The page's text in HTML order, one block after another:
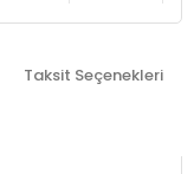
Taksit Seçenekleri